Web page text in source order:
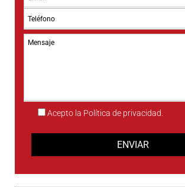
Acepto la Política de privacidad.